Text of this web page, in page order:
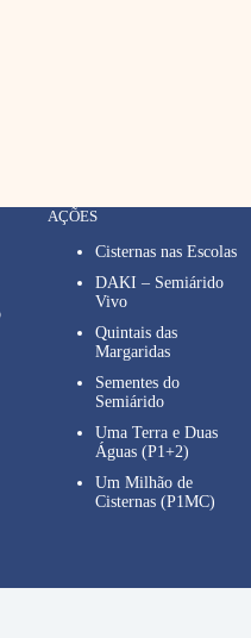
AÇÕES
Cisternas nas Escolas
DAKI – Semiárido
Vivo
Quintais das
Margaridas
Sementes do
Semiárido
Uma Terra e Duas
Águas (P1+2)
Um Milhão de
Cisternas (P1MC)